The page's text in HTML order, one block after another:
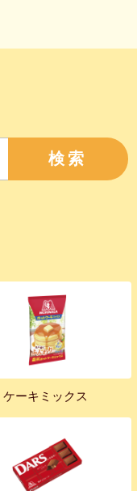
検索
ケーキミックス